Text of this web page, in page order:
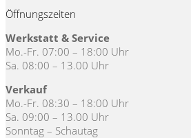
Öffnungszeiten
Werkstatt & Service
Mo.-Fr. 07:00 – 18:00 Uhr
Sa. 08:00 – 13.00 Uhr
Verkauf
Mo.-Fr. 08:30 – 18:00 Uhr
Sa. 09:00 – 13.00 Uhr
Sonntag – Schautag